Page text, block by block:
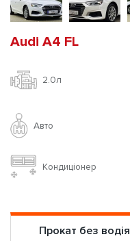
Audi A4 FL
2.0л
Авто
Кондиціонер
Прокат без водія